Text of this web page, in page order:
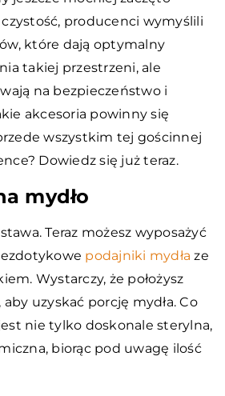
producenci wymyślili
które dają optymalny
takiej przestrzeni, ale
na bezpieczeństwo i
akcesoria powinny się
wszystkim tej gościnnej
Dowiedz się już teraz.
mydło
Teraz możesz wyposażyć
podajniki mydła ze
Wystarczy, że położysz
uzyskać porcję mydła. Co
nie tylko doskonale sterylna,
biorąc pod uwagę ilość